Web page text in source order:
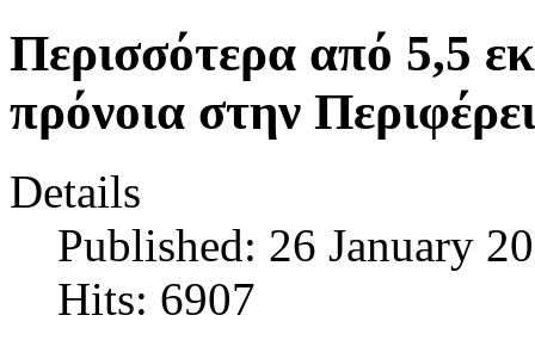
Περισσότερα από 5,5
πρόνοια στην
Details
Published: 26 January
Hits: 6907